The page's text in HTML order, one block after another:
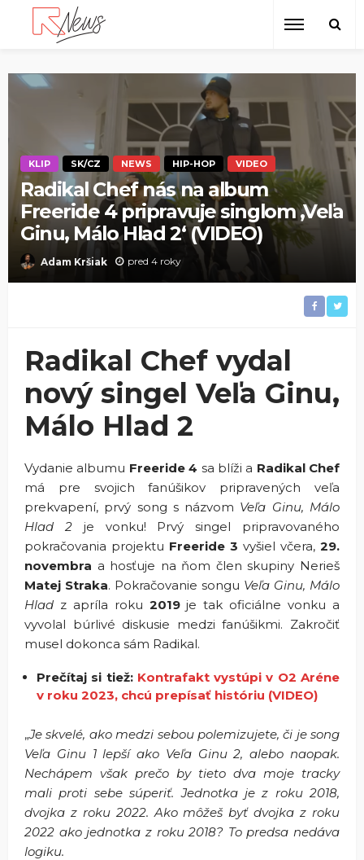
KLIP SK/CZ NEWS HIP-HOP VIDEO
Radikal Chef nás na album
Freeride 4 pripravuje singlom ‚Veľa
Ginu, Málo Hlad 2‘ (VIDEO)
Adam Kršiak pred 4 roky
Radikal Chef vydal
nový singel Veľa Ginu,
Málo Hlad 2
Vydanie albumu Freeride 4 sa blíži a Radikal Chef
má pre svojich fanúšikov pripravených veľa
prekvapení, prvý song s názvom Veľa Ginu, Málo
Hlad 2je vonku! Prvý singel pripravovaného
pokračovania projektu Freeride 3 vyšiel včera, 29.
novembra a hosťuje na ňom člen skupiny Nerieš
Matej Straka. Pokračovanie songu Veľa Ginu, Málo
Hlad z apríla roku 2019je tak oficiálne vonku a
vyvolal búrlivé diskusie medzi fanúšikmi. Zakročiť
musel dokonca sám Radikal.
Prečítaj si tiež: Kontrafakt vystúpi v O2 Aréne
v roku 2023, chcú prepísať históriu (VIDEO)
„Je skvelé, ako medzi sebou polemizujete, či je song
Veľa Ginu 1 lepší ako Veľa Ginu 2, alebo naopak.
Nechápem však prečo by tieto dva moje tracky
mali proti sebe súperiť. Jednotka je z roku 2018,
dvojka z roku 2022. Ako môžeš byť dvojka z roku
2022 ako jednotka z roku 2018? To predsa nedáva
logiku.